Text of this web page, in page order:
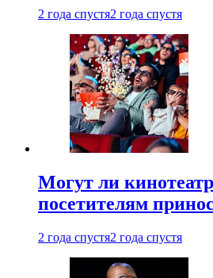
2 года спустя2 года спустя
Могут ли
посетителям
2 года спустя2 года спустя